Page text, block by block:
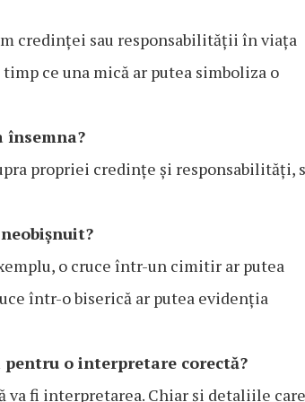
credinței sau responsabilității în viața
ce una mică ar putea simboliza o
însemna?
propriei credințe și responsabilități,
o cruce într-un cimitir ar putea
într-o biserică ar putea evidenția
o interpretare corectă?
va fi interpretarea. Chiar și detaliile care